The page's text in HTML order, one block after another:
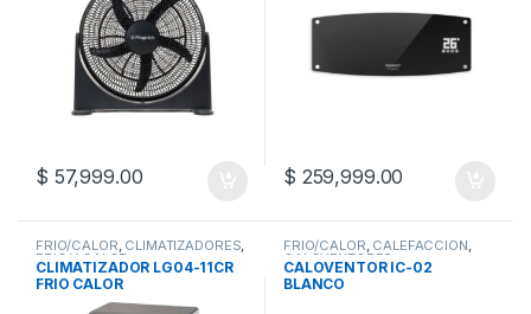
$ 57,999.00 $ 259,999.00
FRIO/CALOR, CLIMATIZADORES,
FRIO Y CALOR
CLIMATIZADOR LG04-11CR
FRIO CALOR
FRIO/CALOR, CALEFACCION,
CALOVENTORES
CALOVENTOR IC-02
BLANCO